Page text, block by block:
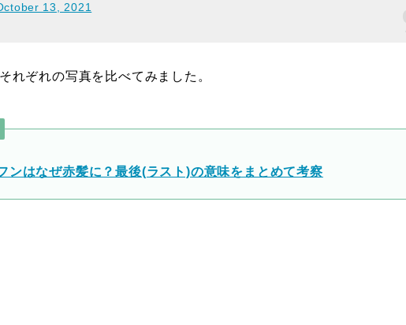
13, 2021
れぞれの写真を比べてみました。
ンはなぜ赤髪に？最後(ラスト)の意味をまとめて考察